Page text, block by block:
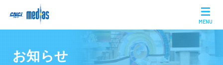
MENU
お知らせ